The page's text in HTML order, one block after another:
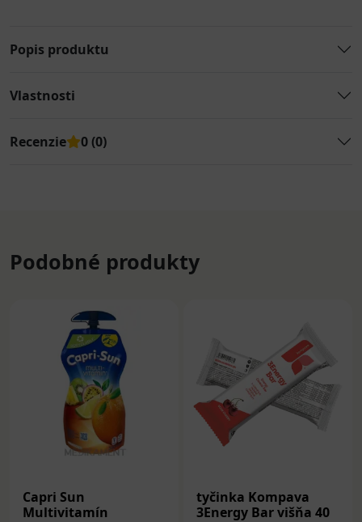
Popis produktu
Vlastnosti
Recenzie 0 (0)
Podobné produkty
Capri Sun
Multivitamín
tyčinka Kompava
3Energy Bar višňa 40